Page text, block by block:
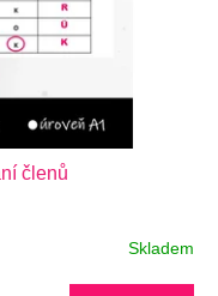
členů
Skladem